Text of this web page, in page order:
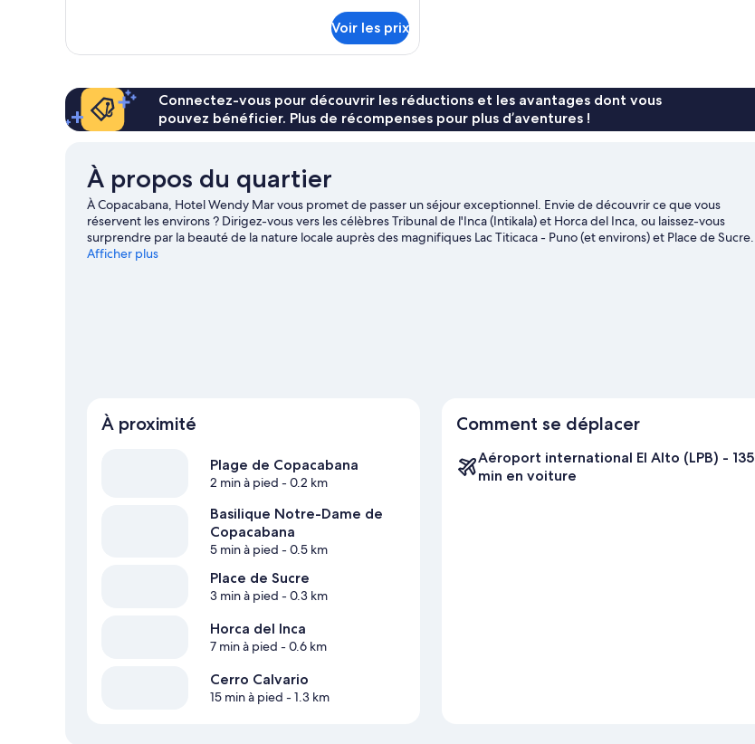
le
chambre
Chambre
Quadruple
Voir les prix
Connectez-vous pour découvrir les réductions et les avantages dont vous
pouvez bénéficier. Plus de récompenses pour plus d’aventures !
À propos du quartier
À Copacabana, Hotel Wendy Mar vous promet de passer un séjour exceptionnel. Envie de découvrir ce que vous
réservent les environs ? Dirigez-vous vers les célèbres Tribunal de l'Inca (Intikala) et Horca del Inca, ou laissez-vous
surprendre par la beauté de la nature locale auprès des magnifiques Lac Titicaca - Puno (et environs) et Place de Sucre.
Consultez notre guide de voyage sur Copacabana
Afficher plus
À proximité
Plage de Copacabana
2 min à pied - 0.2 km
Basilique Notre-Dame de
Copacabana
5 min à pied - 0.5 km
Place de Sucre
3 min à pied - 0.3 km
Horca del Inca
7 min à pied - 0.6 km
Cerro Calvario
15 min à pied - 1.3 km
Comment se déplacer
Aéroport international El Alto (LPB) - 135
min en voiture